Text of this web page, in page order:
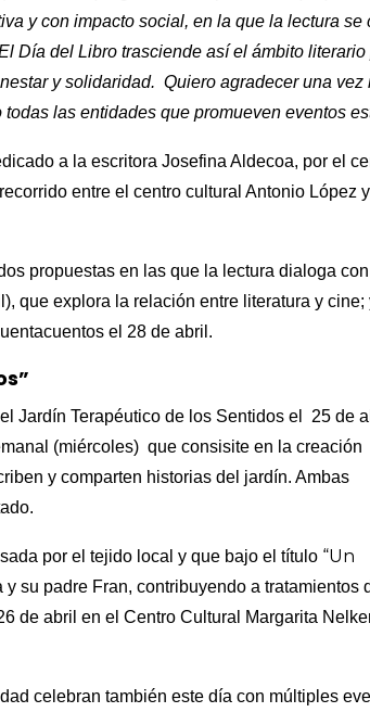
y con impacto social, en la que la lectura se
Día del Libro trasciende así el ámbito literario
y solidaridad. Quiero agradecer una vez
las entidades que promueven eventos
a la escritora Josefina Aldecoa, por el
entre el centro cultural Antonio López
propuestas en las que la lectura dialoga
que explora la relación entre literatura y cine;
el 28 de abril.
Jardín Terapéutico de los Sentidos el 25 de
(miércoles) que consisite en la creación
y comparten historias del jardín. Ambas
por el tejido local y que bajo el título “Un
su padre Fran, contribuyendo a tratamientos
de abril en el Centro Cultural Margarita
celebran también este día con múltiples